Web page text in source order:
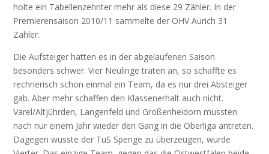
holte ein Tabellenzehnter mehr als diese 29 Zähler. In der
Premierensaison 2010/11 sammelte der OHV Aurich 31
Zähler.
Die Aufsteiger hatten es in der abgelaufenen Saison
besonders schwer. Vier Neulinge traten an, so schaffte es
rechnerisch schon einmal ein Team, da es nur drei Absteiger
gab. Aber mehr schaffen den Klassenerhalt auch nicht.
Varel/Altjührden, Langenfeld und Großenheidorn mussten
nach nur einem Jahr wieder den Gang in die Oberliga antreten.
Dagegen wusste der TuS Spenge zu überzeugen, wurde